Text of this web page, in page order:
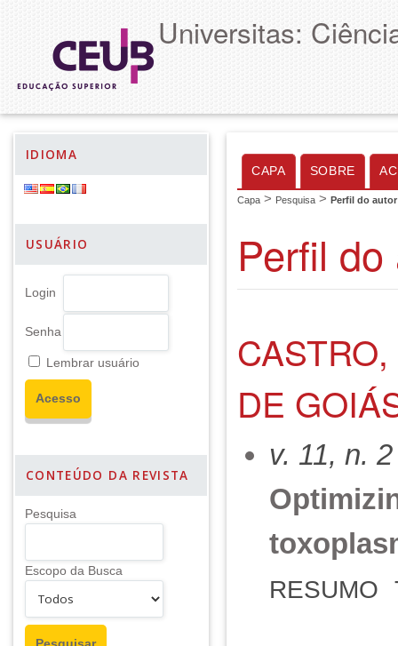
Universitas:
IDIOMA
USUÁRIO
Login
Senha
Lembrar usuário
CONTEÚDO DA REVISTA
Pesquisa
Escopo da Busca
CAPA SOBRE
Capa > Pesquisa > Perfil do autor
Perfil
DE
v. 11, n.
RESUMO